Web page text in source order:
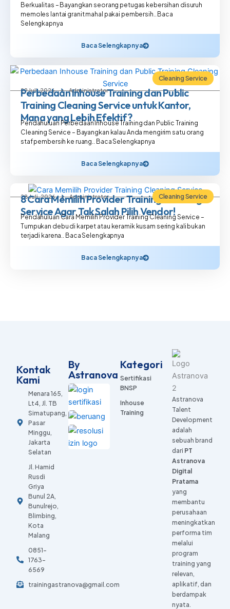
Berkualitas – Bayangkan seorang petugas kebersihan disuruh
memoles lantai granit mahal pakai pembersih.. Baca
Selengkapnya
Baca Selengkapnya
Cleaning Service
29 Juli, 2026 Administrator
Perbedaan Inhouse Training dan Public
Training Cleaning Service untuk Kantor,
Mana yang Lebih Efektif?
Pendahuluan Perbedaan Inhouse Training dan Public Training
Cleaning Service – Bayangkan kalau Anda mengirim satu orang
staf pembersih ke ruang.. Baca Selengkapnya
Baca Selengkapnya
Cleaning Service
28 Juli, 2026 Administrator
8 Cara Memilih Provider Training Cleaning
Service Agar Tak Salah Pilih Vendor!
Pendahuluan Cara Memilih Provider Training Cleaning Service –
Tumpukan debu di karpet atau keramik kusam sering kali bukan
terjadi karena.. Baca Selengkapnya
Baca Selengkapnya
Astranova
Talent
Development
adalah
sebuah brand
dari PT
Astranova
Digital
Pratama
yang
membantu
perusahaan
meningkatkan
performa tim
melalui
program
training yang
relevan,
aplikatif, dan
berdampak
nyata.
Kategori
Sertifikasi
BNSP
Inhouse
Training
By
Astranova
Kontak
Kami
Menara 165,
Lt4, Jl. TB
Simatupang,
Pasar
Minggu,
Jakarta
Selatan
Jl. Hamid
Rusdi
Griya
Bunul 2A,
Bunulrejo,
Blimbing,
Kota
Malang
0851-
1763-
6569
trainingastranova@gmail.com